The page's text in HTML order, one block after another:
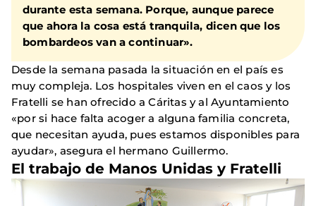
durante esta semana. Porque, aunque parece
que ahora la cosa está tranquila, dicen que los
bombardeos van a continuar».
Desde la semana pasada la situación en el país es
muy compleja. Los hospitales viven en el caos y los
Fratelli se han ofrecido a Cáritas y al Ayuntamiento
«por si hace falta acoger a alguna familia concreta,
que necesitan ayuda, pues estamos disponibles para
ayudar», asegura el hermano Guillermo.
El trabajo de Manos Unidas y Fratelli